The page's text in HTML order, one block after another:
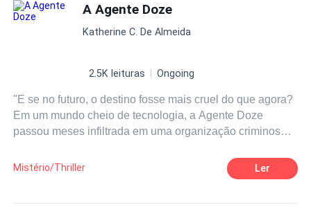
A Agente Doze
Katherine C. De Almeida
2.5K leituras Ongoing
"E se no futuro, o destino fosse mais cruel do que agora?
Em um mundo cheio de tecnologia, a Agente Doze
passou meses infiltrada em uma organização criminosa
e mulheres presas para o tráfico de pessoas. Depois que
acabou, ela pensou que finalmente estaria livre para viver
Mistério/Thriller Ler